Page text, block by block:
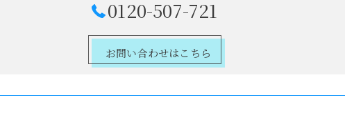
0120-507-721
お問い合わせはこちら